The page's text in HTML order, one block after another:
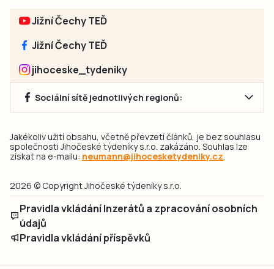
Jižní Čechy TEĎ
Jižní Čechy TEĎ
jihoceske_tydeniky
Sociální sítě jednotlivých regionů:
Jakékoliv užití obsahu, včetně převzetí článků, je bez souhlasu
společnosti Jihočeské týdeníky s.r.o. zakázáno. Souhlas lze
získat na e-mailu: neumann@jihocesketydeniky.cz.
2026 © Copyright Jihočeské týdeníky s.r.o.
Pravidla vkládání Inzerátů a zpracování osobních
údajů
Pravidla vkládání příspěvků